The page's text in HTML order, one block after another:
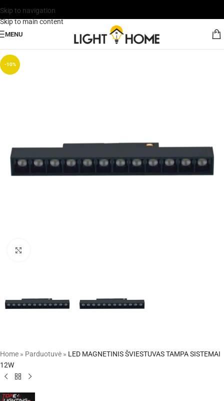
Skip to navigation
Skip to main content
MENU
-10%
Home » Parduotuvė » LED MAGNETINIS ŠVIESTUVAS TAMPA SISTEMAI
12W